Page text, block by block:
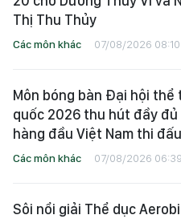
Thị Thu Thủy
Các môn khác 07/08/2026 08:10
Môn bóng bàn Đại hội thể
quốc 2026 thu hút đầy
hàng đầu Việt Nam thi đấu
Các môn khác 07/08/2026 06:39
Sôi nổi giải Thể dục